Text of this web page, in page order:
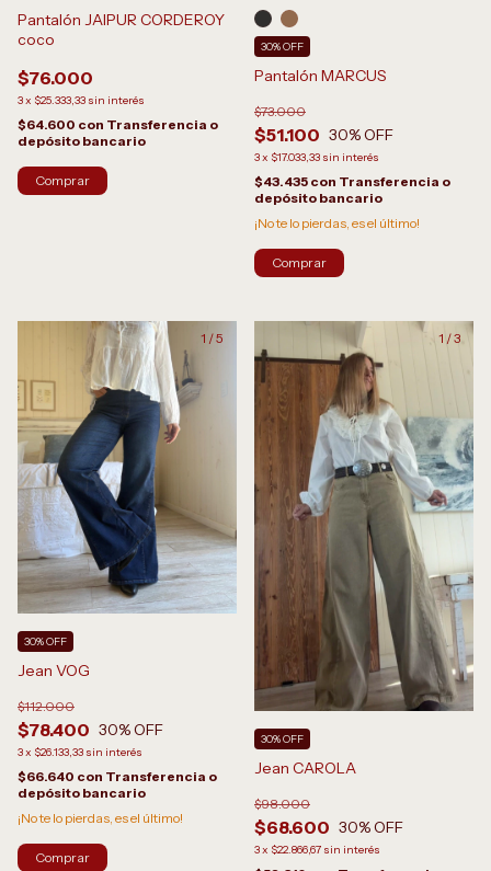
Pantalón JAIPUR CORDEROY
coco
$76.000
3x $25.333,33 sin interés
$64.600 con Transferencia o
depósito bancario
Pantalón MARCUS
$51.100
$73.000
30% OFF
3x $17.033,33 sin interés
30% OFF
$43.435 con Transferencia o
depósito bancario
¡No te lo pierdas, es el último!
Comprar
1 /5
Jean VOG
$78.400
$112.000
30% OFF
3x $26.133,33 sin interés
30% OFF
$66.640 con Transferencia o
depósito bancario
¡No te lo pierdas, es el último!
Comprar
1 /3
Jean CAROLA
$68.600
$98.000
30% OFF
3x $22.866,67 sin interés
30% OFF